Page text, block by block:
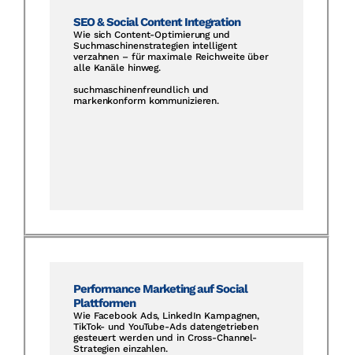
SEO & Social Content Integration
Wie sich Content-Optimierung und
Suchmaschinenstrategien intelligent
verzahnen – für maximale Reichweite über
alle Kanäle hinweg.
suchmaschinenfreundlich und
markenkonform kommunizieren.
Performance Marketing auf Social
Plattformen
Wie Facebook Ads, LinkedIn Kampagnen,
TikTok- und YouTube-Ads datengetrieben
gesteuert werden und in Cross-Channel-
Strategien einzahlen.